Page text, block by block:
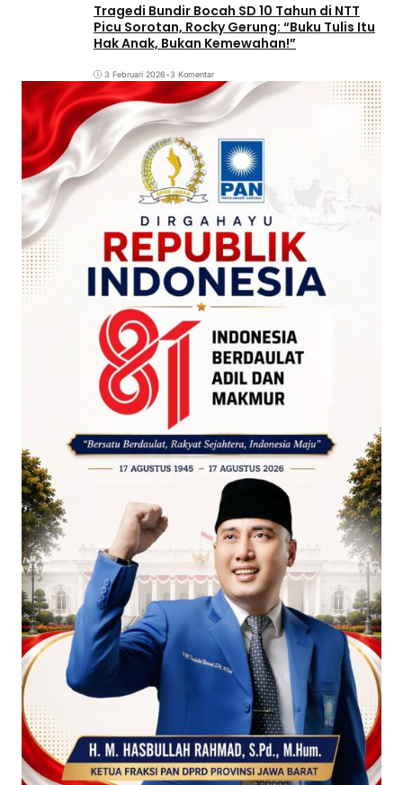
Tragedi Bundir Bocah SD 10 Tahun di NTT
Picu Sorotan, Rocky Gerung: “Buku Tulis Itu
Hak Anak, Bukan Kemewahan!”
3 Februari 2026•3 Komentar